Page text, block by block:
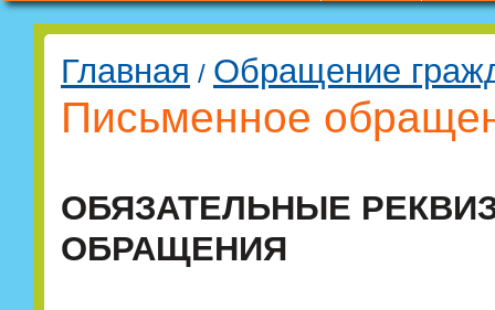
Главная / Обращение
Письменное
ОБЯЗАТЕЛЬНЫЕ
ОБРАЩЕНИЯ